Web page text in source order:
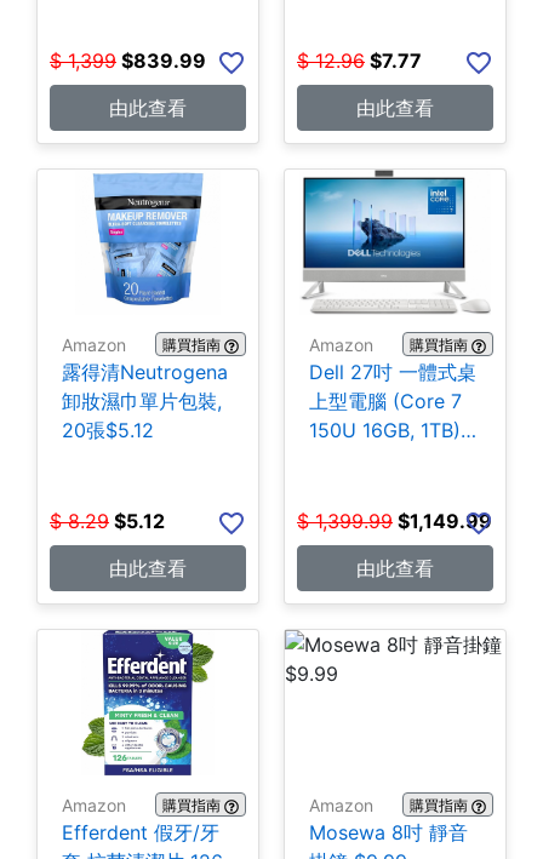
$ 1,399 $839.99
由此查看
$ 12.96 $7.77
由此查看
Amazon 購買指南
露得清Neutrogena
卸妝濕巾單片包裝,
20張$5.12
$ 8.29 $5.12
由此查看
Amazon 購買指南
Dell 27吋 一體式桌
上型電腦 (Core 7
150U 16GB, 1TB)
$ 1,399.99 $1,149.99
由此查看
Amazon 購買指南
Efferdent 假牙/牙
Amazon 購買指南
Mosewa 8吋 靜音